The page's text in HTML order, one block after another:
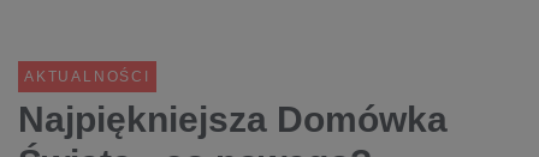
AKTUALNOŚCI
Najpiękniejsza Domówka